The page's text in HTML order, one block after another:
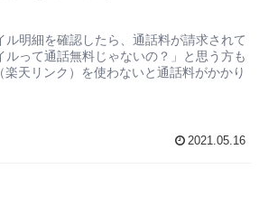
明細を確認したら、通話料が請求されて
って通話無料じゃないの？」と思う方も
天リンク）を使わないと通話料がかかり
2021.05.16